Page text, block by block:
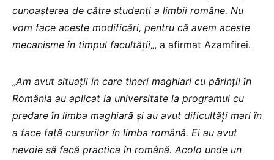
cunoașterea de către studenți a limbii române. Nu
vom face aceste modificări, pentru că avem aceste
mecanisme în timpul facultății„, a afirmat Azamfirei.
„Am avut situații în care tineri maghiari cu părinții în
România au aplicat la universitate la programul cu
predare în limba maghiară și au avut dificultăți mari în
a face față cursurilor în limba română. Ei au avut
nevoie să facă practica în română. Acolo unde un